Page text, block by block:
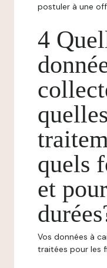
postuler à une
4
quels
et
Vos données à
traitées pour les